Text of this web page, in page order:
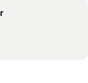
& Restaurant
Dilijan